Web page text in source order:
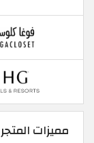
مميزات المتجر